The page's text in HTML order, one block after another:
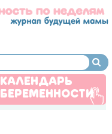
КАЛЕНДАРЬ
БЕРЕМЕННОСТИ